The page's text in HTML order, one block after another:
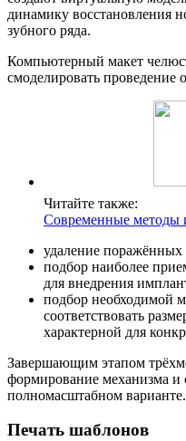
динамику восстановления
зубного ряда.
Компьютерный макет
смоделировать проведение
Читайте также:
Современные методы
удаление поражённых
подбор наиболее
для внедрения
подбор необходимой
соответствовать
характерной для
Завершающим этапом
формирование механизма и
полномасштабном варианте.
Печать шаблонов